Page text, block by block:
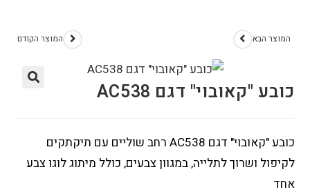
המוצר הקודם המוצר הבא
כובע "קאובוי" דגם AC538
כובע "קאובוי" דגם AC538 רחב שוליים עם תיקתקים
לקיפול ושרוך לתלייה, במגוון צבעים, כולל מיתוג לוגו צבע
אחד